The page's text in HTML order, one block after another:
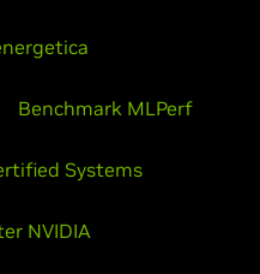
Benchmark MLPerf
Systems
NVIDIA